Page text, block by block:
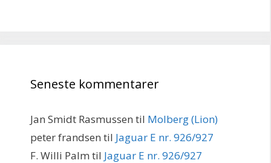
Seneste kommentarer
Jan Smidt Rasmussen til Molberg (Lion)
peter frandsen til Jaguar E nr. 926/927
F. Willi Palm til Jaguar E nr. 926/927